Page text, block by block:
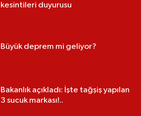
kesintileri duyurusu
Büyük deprem mi geliyor?
Bakanlık açıkladı: İşte tağşiş yapılan
3 sucuk markası!..